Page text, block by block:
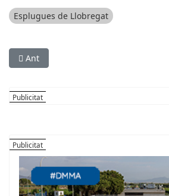
Esplugues de Llobregat
Article anterior: SUCCESSOS:
Ant